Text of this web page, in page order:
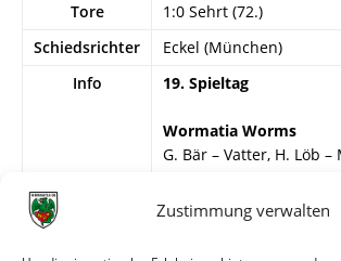
Zustimmung verwalten
Tore
1:0 Sehrt (72.)
Schiedsrichter
Eckel (München)
Info
19. Spieltag
Wormatia Worms
G. Bär – Vatter, H. Löb –
Spikofski, Weiß, Sehrt,